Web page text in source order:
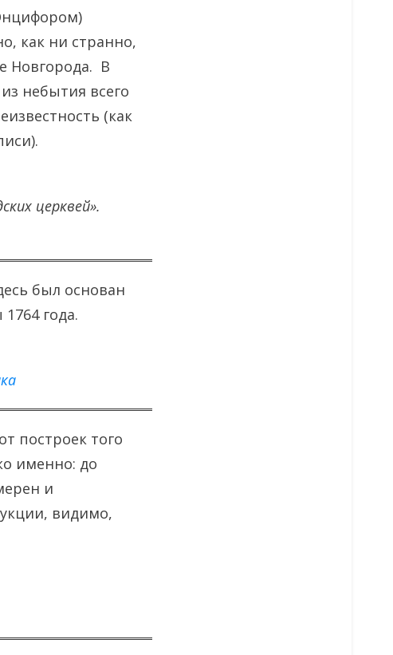
как ни странно,
Новгорода. В
небытия всего
(как
церквей».
был основан
года.
построек того
именно: до
и
видимо,